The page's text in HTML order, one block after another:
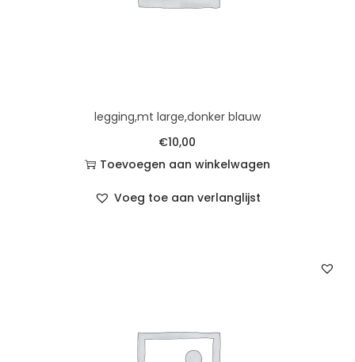
legging,mt large,donker blauw
€10,00
Toevoegen aan winkelwagen
Voeg toe aan verlanglijst